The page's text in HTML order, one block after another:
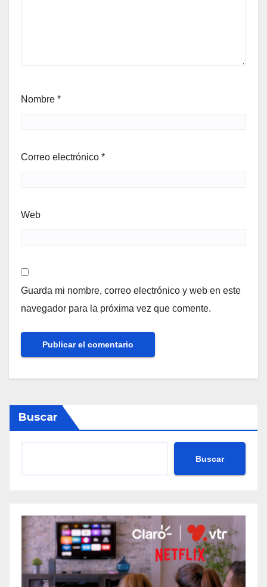
Nombre *
Correo electrónico *
Web
Guarda mi nombre, correo electrónico y web en este
navegador para la próxima vez que comente.
Buscar
Buscar